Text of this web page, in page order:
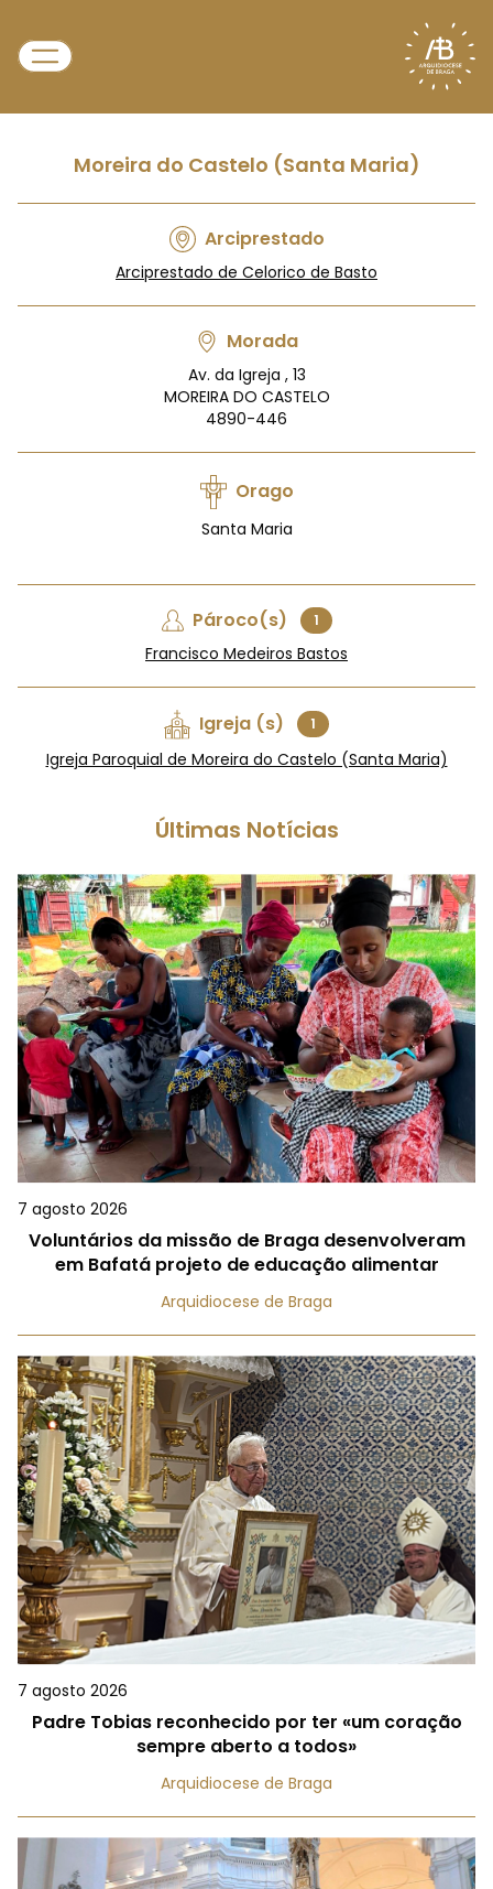
Moreira do Castelo (Santa Maria)
Arciprestado
Arciprestado de Celorico de Basto
Morada
Av. da Igreja , 13
MOREIRA DO CASTELO
4890-446
Orago
Santa Maria
Pároco(s) 1
Francisco Medeiros Bastos
Igreja (s) 1
Igreja Paroquial de Moreira do Castelo (Santa Maria)
Últimas Notícias
7 agosto 2026
Voluntários da missão de Braga desenvolveram
em Bafatá projeto de educação alimentar
Arquidiocese de Braga
7 agosto 2026
Padre Tobias reconhecido por ter «um coração
sempre aberto a todos»
Arquidiocese de Braga